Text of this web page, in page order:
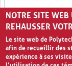
Opinion (8)
NOTRE SITE
REHAUSSER
Le site web de
afin de recueillir des
expérience à ses